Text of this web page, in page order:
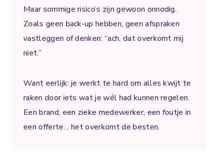
Maar sommige risico’s zijn gewoon onnodig. ⁣
Zoals geen back-up hebben, geen afspraken
vastleggen of denken: “ach, dat overkomt mij
niet.”⁣
Want eerlijk: je werkt te hard om alles kwijt te
raken door iets wat je wél had kunnen regelen.⁣
Een brand, een zieke medewerker, een foutje in
een offerte… het overkomt de besten.⁣